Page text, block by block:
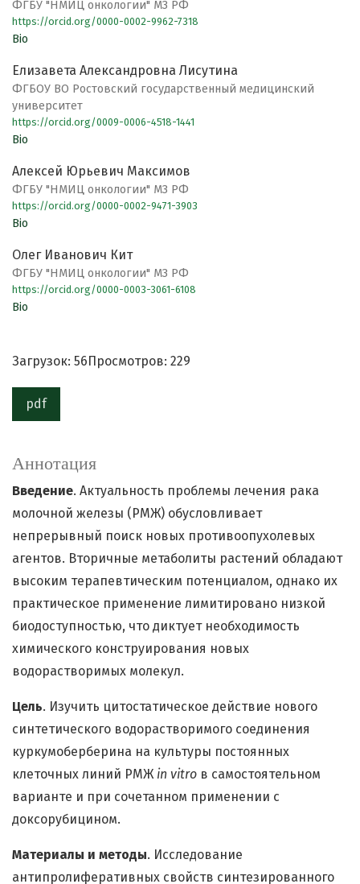
ФГБУ "НМИЦ онкологии" МЗ РФ
https://orcid.org/0000-0002-9962-7318
Bio
Елизавета Александровна Лисутина
ФГБОУ ВО Ростовский государственный медицинский
университет
https://orcid.org/0009-0006-4518-1441
Bio
Алексей Юрьевич Максимов
ФГБУ "НМИЦ онкологии" МЗ РФ
https://orcid.org/0000-0002-9471-3903
Bio
Олег Иванович Кит
ФГБУ "НМИЦ онкологии" МЗ РФ
https://orcid.org/0000-0003-3061-6108
Bio
Загрузок: 56 Просмотров: 229
pdf
Аннотация
Введение. Актуальность проблемы лечения рака
молочной железы (РМЖ) обусловливает
непрерывный поиск новых противоопухолевых
агентов. Вторичные метаболиты растений обладают
высоким терапевтическим потенциалом, однако их
практическое применение лимитировано низкой
биодоступностью, что диктует необходимость
химического конструирования новых
водорастворимых молекул.
Цель. Изучить цитостатическое действие нового
синтетического водорастворимого соединения
куркумоберберина на культуры постоянных
клеточных линий РМЖ in vitro в самостоятельном
варианте и при сочетанном применении с
доксорубицином.
Материалы и методы. Исследование
антипролиферативных свойств синтезированного